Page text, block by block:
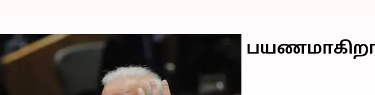
23 வரை அமெரிக்காவிற்கு